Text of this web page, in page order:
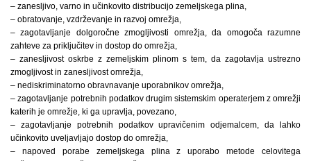
– zanesljivo, varno in učinkovito distribucijo zemeljskega plina,
– obratovanje, vzdrževanje in razvoj omrežja,
– zagotavljanje dolgoročne zmogljivosti omrežja, da omogoča razumne
zahteve za priključitev in dostop do omrežja,
– zanesljivost oskrbe z zemeljskim plinom s tem, da zagotavlja ustrezno
zmogljivost in zanesljivost omrežja,
– nediskriminatorno obravnavanje uporabnikov omrežja,
– zagotavljanje potrebnih podatkov drugim sistemskim operaterjem z omrežji
katerih je omrežje, ki ga upravlja, povezano,
– zagotavljanje potrebnih podatkov upravičenim odjemalcem, da lahko
učinkovito uveljavljajo dostop do omrežja,
– napoved porabe zemeljskega plina z uporabo metode celovitega